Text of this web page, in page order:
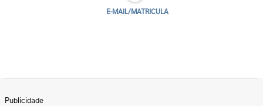
E-MAIL/MATRICULA
Publicidade